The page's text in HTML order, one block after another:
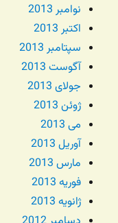
نوامبر 2013
اکتبر 2013
سپتامبر 2013
آگوست 2013
جولای 2013
ژوئن 2013
می 2013
آوریل 2013
مارس 2013
فوریه 2013
ژانویه 2013